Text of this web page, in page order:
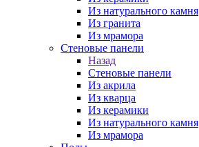
Из натурального камня
Из гранита
Из мрамора
Стеновые панели
Назад
Стеновые панели
Из акрила
Из кварца
Из керамики
Из натурального камня
Из мрамора